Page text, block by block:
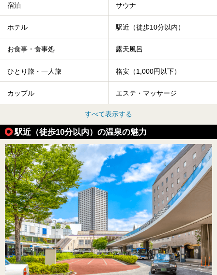
宿泊 サウナ
ホテル 駅近（徒歩10分以内）
お食事・食事処 露天風呂
ひとり旅・一人旅 格安（1,000円以下）
カップル エステ・マッサージ
すべて表示する
駅近（徒歩10分以内）の温泉の魅力